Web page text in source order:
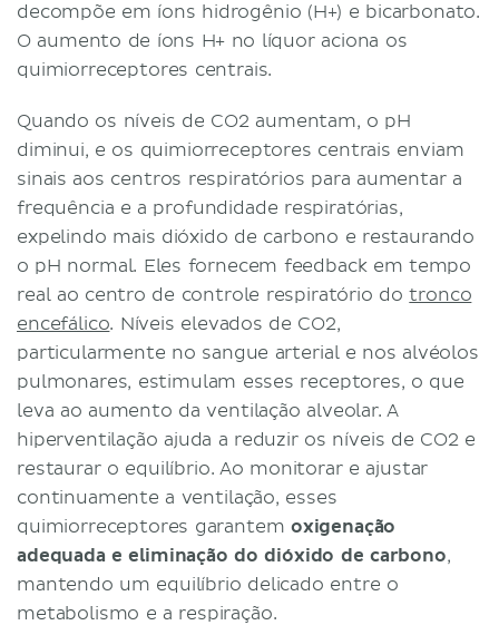
decompõe em íons hidrogênio (H+) e bicarbonato.
O aumento de íons H+ no líquor aciona os
quimiorreceptores centrais.
Quando os níveis de CO2 aumentam, o pH
diminui, e os quimiorreceptores centrais enviam
sinais aos centros respiratórios para aumentar a
frequência e a profundidade respiratórias,
expelindo mais dióxido de carbono e restaurando
o pH normal. Eles fornecem feedback em tempo
real ao centro de controle respiratório dotronco
encefálico. Níveis elevados de CO2,
particularmente no sangue arterial e nos alvéolos
pulmonares, estimulam esses receptores, o que
leva ao aumento da ventilação alveolar. A
hiperventilação ajuda a reduzir os níveis de CO2 e
restaurar o equilíbrio. Ao monitorar e ajustar
continuamente a ventilação, esses
quimiorreceptores garantem oxigenação
adequada e eliminação do dióxido de carbono,
mantendo um equilíbrio delicado entre o
metabolismo e a respiração.